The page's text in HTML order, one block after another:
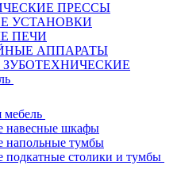
ПРЕССЫ
УСТАНОВКИ
ПЕЧИ
АППАРАТЫ
навесные шкафы
напольные тумбы
подкатные столики и тумбы